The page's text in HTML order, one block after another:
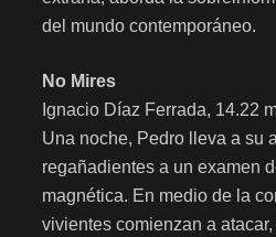
del mundo contemporáneo.
No Mires
Ignacio Díaz Ferrada, 14.22
Una noche, Pedro lleva a su
regañadientes a un examen
magnética. En medio de la
vivientes comienzan a